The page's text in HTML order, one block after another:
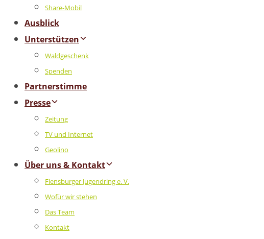
Share-Mobil
Ausblick
Unterstützen
Waldgeschenk
Spenden
Partnerstimme
Presse
Zeitung
TV und Internet
Geolino
Über uns & Kontakt
Flensburger Jugendring e. V.
Wofür wir stehen
Das Team
Kontakt